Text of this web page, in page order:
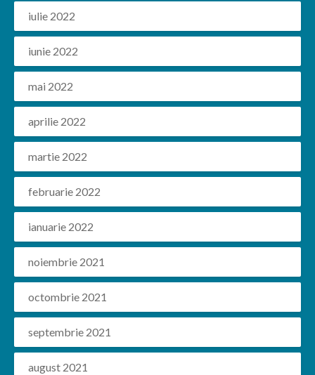
iulie 2022
iunie 2022
mai 2022
aprilie 2022
martie 2022
februarie 2022
ianuarie 2022
noiembrie 2021
octombrie 2021
septembrie 2021
august 2021